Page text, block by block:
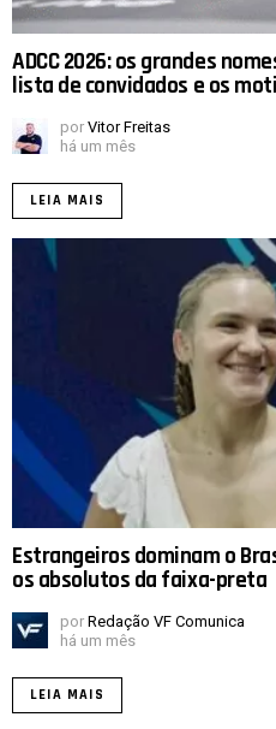
ADCC 2026: os grandes
lista de convidados e os
por Vitor Freitas
há um mês
LEIA MAIS
Estrangeiros dominam o
os absolutos da faixa-preta
por Redação VF Comunica
há um mês
LEIA MAIS